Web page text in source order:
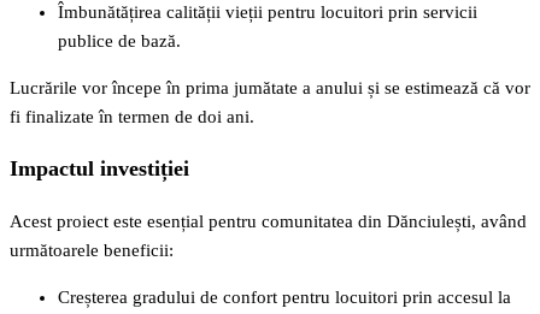
Îmbunătățirea calității vieții pentru locuitori prin servicii
publice de bază.
Lucrările vor începe în prima jumătate a anului și se estimează că vor
fi finalizate în termen de doi ani.
Impactul investiției
Acest proiect este esențial pentru comunitatea din Dănciulești, având
următoarele beneficii:
Creșterea gradului de confort pentru locuitori prin accesul la